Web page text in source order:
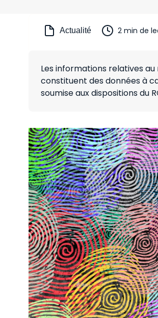
Actualité 2 min de
Les informations relatives
constituent des données à
soumise aux dispositions du